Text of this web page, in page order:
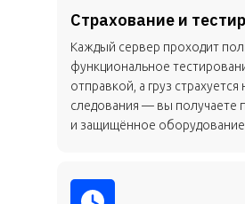
Страхование и
Каждый сервер проходит
функциональное
отправкой, а груз страхуется
следования — вы получаете
и защищённое